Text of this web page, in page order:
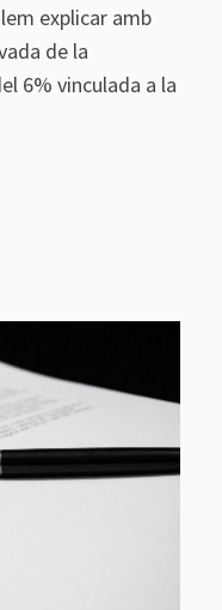
explicar amb
de la
6% vinculada a la